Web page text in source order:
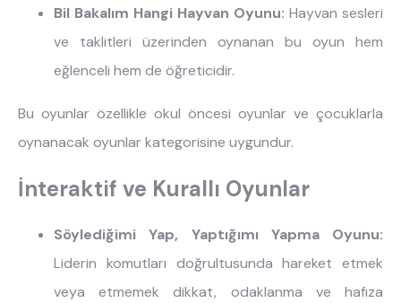
Bil Bakalım Hangi Hayvan Oyunu: Hayvan sesleri
ve taklitleri üzerinden oynanan bu oyun hem
eğlenceli hem de öğreticidir.
Bu oyunlar özellikle okul öncesi oyunlar ve çocuklarla
oynanacak oyunlar kategorisine uygundur.
İnteraktif ve Kurallı Oyunlar
Söylediğimi Yap, Yaptığımı Yapma Oyunu:
Liderin komutları doğrultusunda hareket etmek
veya etmemek dikkat, odaklanma ve hafıza